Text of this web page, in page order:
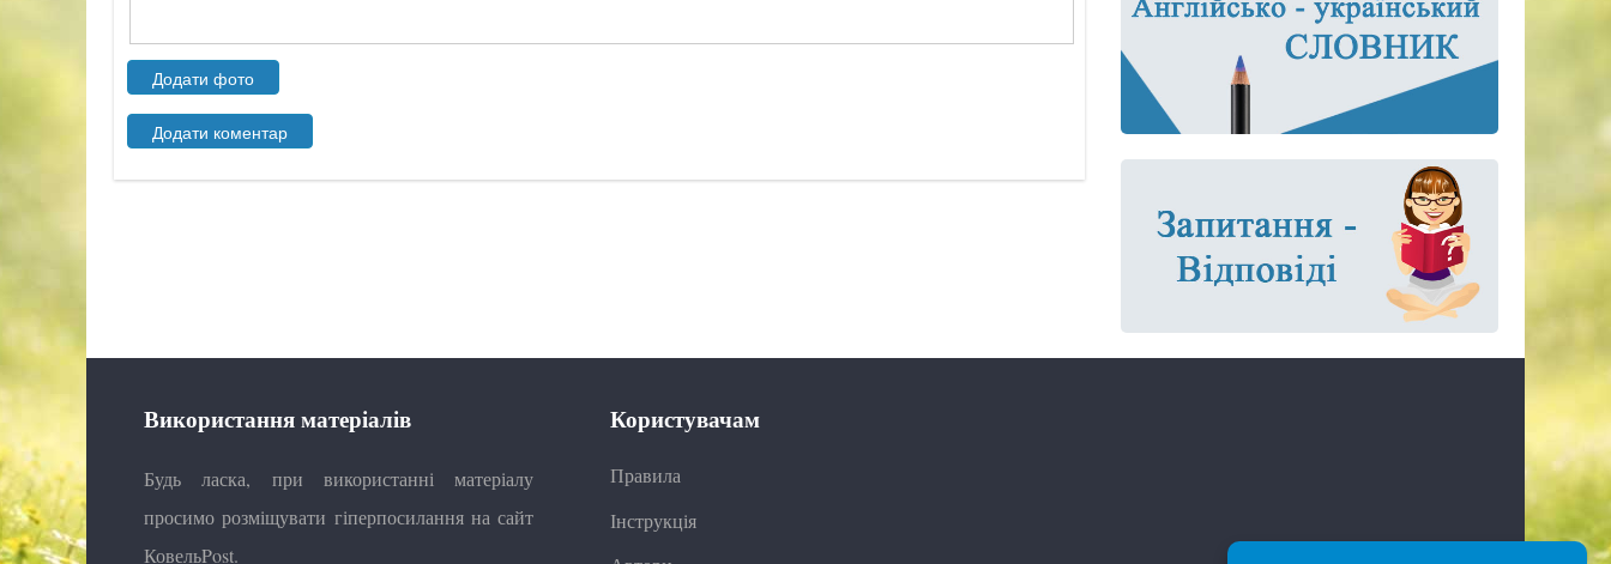
Використання матеріалів
Будь ласка, при використанні матеріалу
просимо розміщувати гіперпосилання на сайт
КовельPost.
Користувачам
Правила
Інструкція